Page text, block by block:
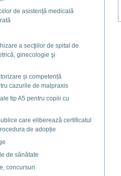
de asistență medicală
a secţiilor de spital de
ginecologie şi
și competență
cazurile de malpraxis
tip A5 pentru copiii cu
care eliberează certificatul
de adopție
de sănătate
concursuri